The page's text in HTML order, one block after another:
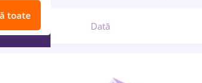
Dată
toate